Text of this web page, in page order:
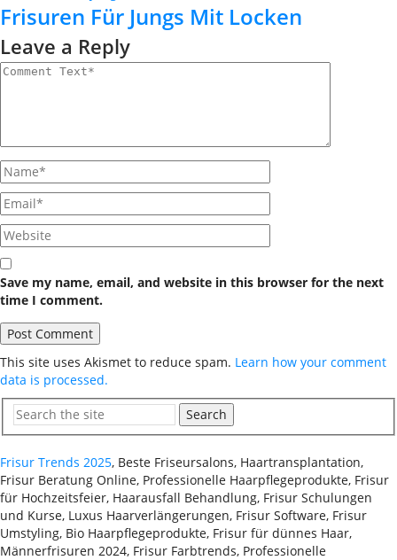
Frisuren Für Jungs Mit Locken
Leave a Reply
Save my name, email, and website in this browser for the next
time I comment.
This site uses Akismet to reduce spam. Learn how your comment
data is processed.
Search
Frisur Trends 2025, Beste Friseursalons, Haartransplantation,
Frisur Beratung Online, Professionelle Haarpflegeprodukte, Frisur
für Hochzeitsfeier, Haarausfall Behandlung, Frisur Schulungen
und Kurse, Luxus Haarverlängerungen, Frisur Software, Frisur
Umstyling, Bio Haarpflegeprodukte, Frisur für dünnes Haar,
Männerfrisuren 2024, Frisur Farbtrends, Professionelle